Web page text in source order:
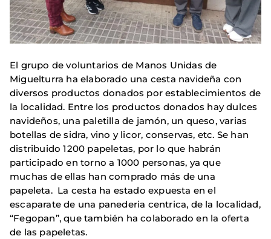
El grupo de voluntarios de Manos Unidas de
Miguelturra ha elaborado una cesta navideña con
diversos productos donados por establecimientos de
la localidad. Entre los productos donados hay dulces
navideños, una paletilla de jamón, un queso, varias
botellas de sidra, vino y licor, conservas, etc. Se han
distribuido 1200 papeletas, por lo que habrán
participado en torno a 1000 personas, ya que
muchas de ellas han comprado más de una
papeleta. La cesta ha estado expuesta en el
escaparate de una panederia centrica, de la localidad,
“Fegopan”, que también ha colaborado en la oferta
de las papeletas.